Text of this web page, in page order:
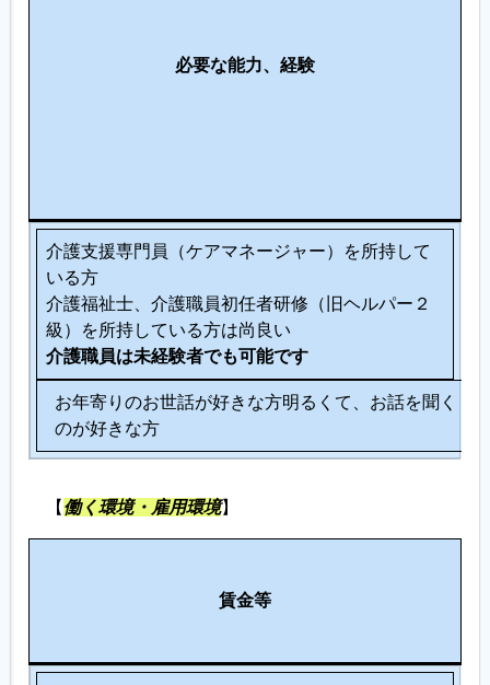
必要な能力、経験
介護支援専門員（ケアマネージャー）を所持して
いる方
介護福祉士、介護職員初任者研修（旧ヘルパー２
級）を所持している方は尚良い
介護職員は未経験者でも可能です
お年寄りのお世話が好きな方明るくて、お話を聞く
のが好きな方
【 働く環境・雇用環境】
賃金等